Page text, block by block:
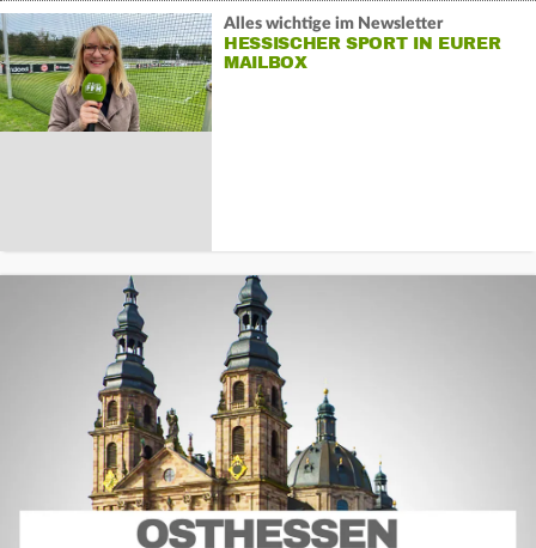
Alles wichtige im Newsletter
HESSISCHER SPORT IN EURER
MAILBOX